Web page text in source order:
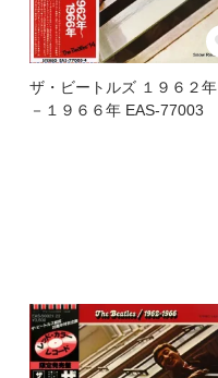
ザ・ビートルズ １９６２年
－１９６６年 EAS-77003